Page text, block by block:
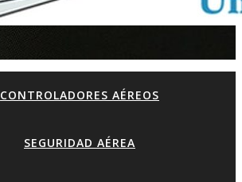
CONTROLADORES AÉREOS
SEGURIDAD AÉREA